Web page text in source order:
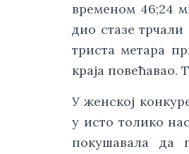
временом 46;24
дио стазе
триста метара
краја повећавао.
У женској
у исто толико
покушавала да